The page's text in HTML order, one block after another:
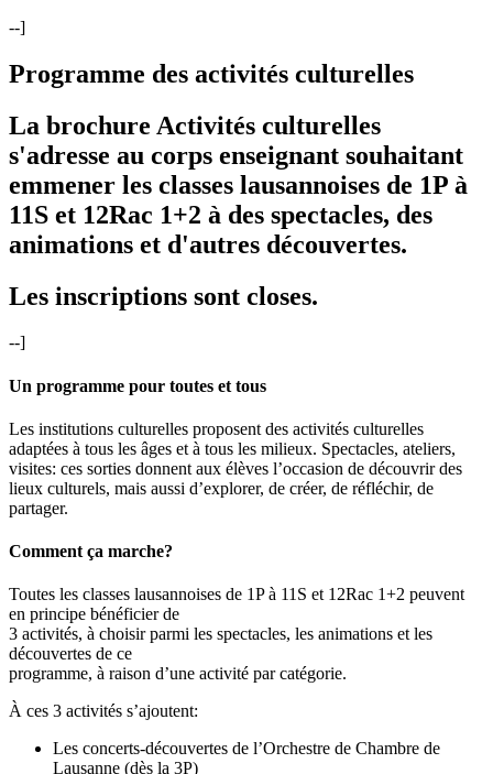
--]
Programme des activités culturelles
La brochure Activités culturelles
s'adresse au corps enseignant souhaitant
emmener les classes lausannoises de 1P à
11S et 12Rac 1+2 à des spectacles, des
animations et d'autres découvertes.
Les inscriptions sont closes.
--]
Un programme pour toutes et tous
Les institutions culturelles proposent des activités culturelles
adaptées à tous les âges et à tous les milieux. Spectacles, ateliers,
visites: ces sorties donnent aux élèves l’occasion de découvrir des
lieux culturels, mais aussi d’explorer, de créer, de réfléchir, de
partager.
Comment ça marche?
Toutes les classes lausannoises de 1P à 11S et 12Rac 1+2 peuvent
en principe bénéficier de
3 activités, à choisir parmi les spectacles, les animations et les
découvertes de ce
programme, à raison d’une activité par catégorie.
À ces 3 activités s’ajoutent:
Les concerts-découvertes de l’Orchestre de Chambre de
Lausanne (dès la 3P)